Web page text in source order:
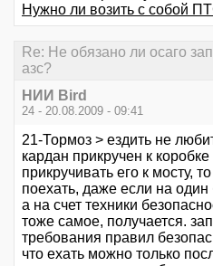
Нужно ли возить с собой
Re: Не обязано ли осаго
азс?
НИИ Bird
24 - 20.08.2009 - 09:41
21-Тормоз > ездить не
кардан прикручен к
прикручивать его к мосту,
поехать, даже если на один
а на счет техники
тоже самое, получается.
требования правил
что ехать можно только